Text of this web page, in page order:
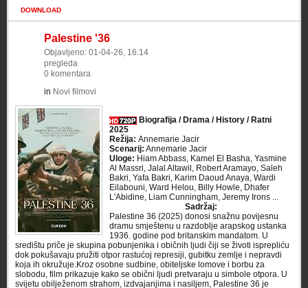
DOWNLOAD
Palestine '36
Objavljeno: 01-04-26, 16:14
pregleda
0 komentara
in Novi filmovi
Biografija / Drama / History / Ratni
2025
Režija: Annemarie Jacir
Scenarij: Annemarie Jacir
Uloge: Hiam Abbass, Kamel El Basha, Yasmine
Al Massri, Jalal Altawil, Robert Aramayo, Saleh
Bakri, Yafa Bakri, Karim Daoud Anaya, Wardi
Eilabouni, Ward Helou, Billy Howle, Dhafer
L'Abidine, Liam Cunningham, Jeremy Irons ...
Sadržaj:
Palestine 36 (2025) donosi snažnu povijesnu
dramu smještenu u razdoblje arapskog ustanka
1936. godine pod britanskim mandatom. U
središtu priče je skupina pobunjenika i običnih ljudi čiji se životi isprepliću
dok pokušavaju pružiti otpor rastućoj represiji, gubitku zemlje i nepravdi
koja ih okružuje.Kroz osobne sudbine, obiteljske lomove i borbu za
slobodu, film prikazuje kako se obični ljudi pretvaraju u simbole otpora. U
svijetu obilježenom strahom, izdvajanjima i nasiljem, Palestine 36 je